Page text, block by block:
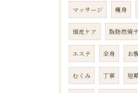
マッサージ 痩身
頭皮ケア 脂肪燃焼
エステ 全身 お
むくみ 丁寧 短